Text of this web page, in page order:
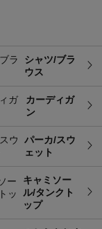
シャツ/ブラ
ウス
カーディガ
ン
パーカ/スウ
ェット
キャミソー
ル/タンクト
ップ